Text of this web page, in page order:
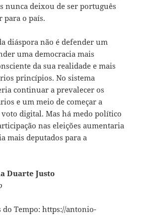
nunca deixou de ser português
o país.
diáspora não é defender um
uma democracia mais
da sua realidade e mais
princípios. No sistema
continuar a prevalecer os
e um meio de começar a
digital. Mas há medo político
nas eleições aumentaria
mais deputados para a
Duarte Justo
do Tempo: https://antonio-